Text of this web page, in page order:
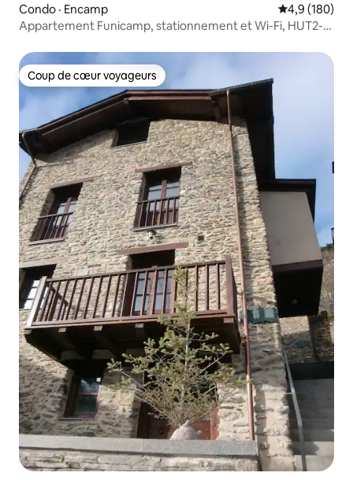
Condo · Encamp Note
4,9 (180)
Appartement Funicamp, stationnement et Wi-Fi, HUT2-
Coup de cœur voyageurs
Coup de cœur voyageurs